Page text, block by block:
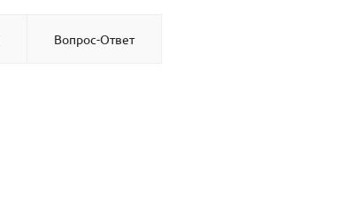
Вопрос-Ответ